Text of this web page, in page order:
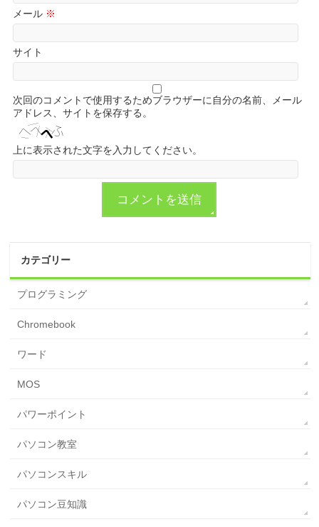
メール ※
サイト
次回のコメントで使用するためブラウザーに自分の名前、メール
アドレス、サイトを保存する。
上に表示された文字を入力してください。
カテゴリー
プログラミング
Chromebook
ワード
MOS
パワーポイント
パソコン教室
パソコンスキル
パソコン豆知識